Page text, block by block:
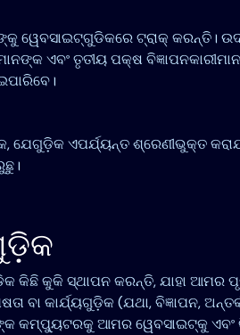
ୱେବସାଇଟ୍‌ଗୁଡିକରେ ଟ୍ରାକ୍ କରନ୍ତି।
ଏବଂ ତୃତୀୟ ପକ୍ଷ
ଏପର୍ଯ୍ୟନ୍ତ ଶ୍ରେଣୀଭୁକ୍ତ
କିଛି କୁକି ସ୍ଥାପନ କରନ୍ତି, ଯାହା
ବା କାର୍ଯ୍ୟଗୁଡ଼ିକ (ଯଥା, ବିଜ୍ଞାପନ,
କମ୍ପ୍ୟୁଟରକୁ ଆମର ୱେବସାଇଟ୍‌କୁ ଏବଂ